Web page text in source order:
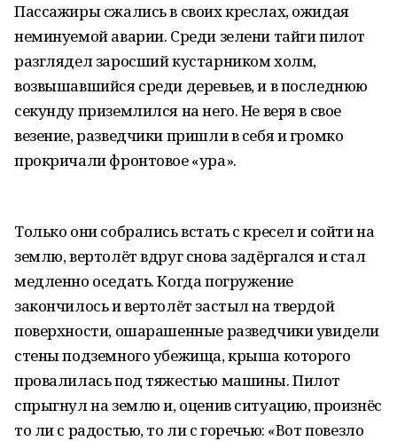
Пассажиры сжались в своих креслах, ожидая
неминуемой аварии. Среди зелени тайги пилот
разглядел заросший кустарником холм,
возвышавшийся среди деревьев, и в последнюю
секунду приземлился на него. Не веря в свое
везение, разведчики пришли в себя и громко
прокричали фронтовое «ура».
Только они собрались встать с кресел и сойти на
землю, вертолёт вдруг снова задёргался и стал
медленно оседать. Когда погружение
закончилось и вертолёт застыл на твердой
поверхности, ошарашенные разведчики увидели
стены подземного убежища, крыша которого
провалилась под тяжестью машины. Пилот
спрыгнул на землю и, оценив ситуацию, произнёс
то ли с радостью, то ли с горечью: «Вот повезло